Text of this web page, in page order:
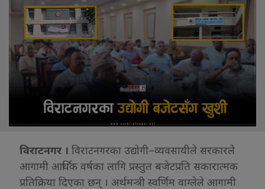
विराटनगर । विराटनगरका उद्योगी–व्यवसायीले सरकारले
आगामी आर्थिक वर्षका लागि प्रस्तुत बजेटप्रति सकारात्मक
प्रतिक्रिया दिएका छन् । अर्थमन्त्री स्वर्णिम वाग्लेले आगामी